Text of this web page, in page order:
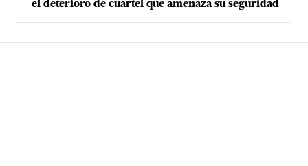
el deterioro de cuartel que amenaza su seguridad